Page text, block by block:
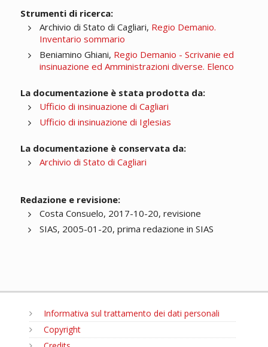
Strumenti di ricerca:
Archivio di Stato di Cagliari, Regio Demanio.
Inventario sommario
Beniamino Ghiani, Regio Demanio - Scrivanie ed
insinuazione ed Amministrazioni diverse. Elenco
La documentazione è stata prodotta da:
Ufficio di insinuazione di Cagliari
Ufficio di insinuazione di Iglesias
La documentazione è conservata da:
Archivio di Stato di Cagliari
Redazione e revisione:
Costa Consuelo, 2017-10-20, revisione
SIAS, 2005-01-20, prima redazione in SIAS
Informativa sul trattamento dei dati personali
Copyright